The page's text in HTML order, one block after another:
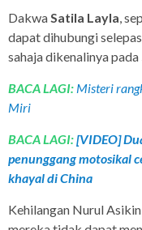
DakwaSatila Layla,
dapat dihubungi
sahaja dikenalinya
BACA LAGI: Misteri
Miri
BACA LAGI:[VIDEO]
penunggang motosikal
khayal di China
Kehilangan Nurul